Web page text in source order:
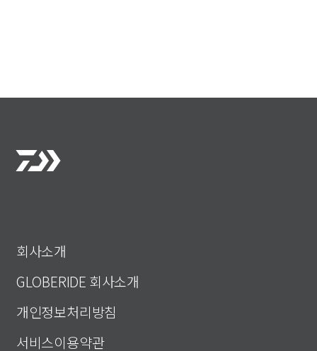
회사소개
GLOBERIDE 회사소개
개인정보처리방침
서비스이용약관